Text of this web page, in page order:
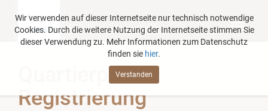
Wir verwenden auf dieser Internetseite nur technisch notwendige
Cookies. Durch die weitere Nutzung der Internetseite stimmen Sie
dieser Verwendung zu. Mehr Informationen zum Datenschutz
finden sie hier.
Verstanden
Fledermausschutz
Quartierpaten-
Registrierung